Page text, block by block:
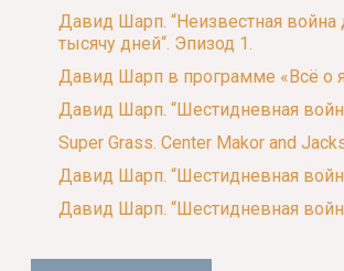
Давид Шарп. “Неизвестная война
тысячу дней“. Эпизод 1.
Давид Шарп в программе «Всё о
Давид Шарп. “Шестидневная
Super Grass. Center Makor and
Давид Шарп. “Шестидневная
Давид Шарп. “Шестидневная